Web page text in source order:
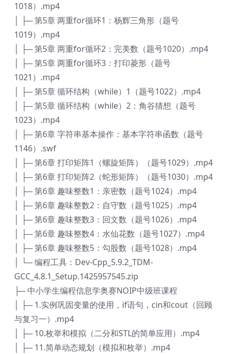
1018）.mp4
│ ├─ 第5章 两重for循环1：杨辉三角形（题号
1019）.mp4
│ ├─ 第5章 两重for循环2：完美数（题号1020）.mp4
│ ├─ 第5章 两重for循环3：打印菱形（题号
1021）.mp4
│ ├─ 第5章 循环结构（while）1（题号1022）.mp4
│ ├─ 第5章 循环结构（while）2：角谷猜想（题号
1023）.mp4
│ ├─ 第6章 字符串基本操作：基本字符串函数（题号
1146）.swf
│ ├─ 第6章 打印矩阵1（螺旋矩阵）（题号1029）.mp4
│ ├─ 第6章 打印矩阵2（蛇形矩阵）（题号1030）.mp4
│ ├─ 第6章 趣味整数1：亲密数（题号1024）.mp4
│ ├─ 第6章 趣味整数2：自守数（题号1025）.mp4
│ ├─ 第6章 趣味整数3：回文数（题号1026）.mp4
│ ├─ 第6章 趣味整数4：水仙花数（题号1027）.mp4
│ ├─ 第6章 趣味整数5：勾股数（题号1028）.mp4
│ └─ 编程工具：Dev-Cpp_5.9.2_TDM-
GCC_4.8.1_Setup.1425957545.zip
├─ 中小学生编程信息学奥赛NOIP中级班课程
│ ├─ 1.实例巩固变量的使用，if语句，cin和cout（回顾
与复习一）.mp4
│ ├─ 10.枚举和模拟（二分和STL的简单应用）.mp4
│ ├─ 11.简单动态规划（模拟和枚举）.mp4